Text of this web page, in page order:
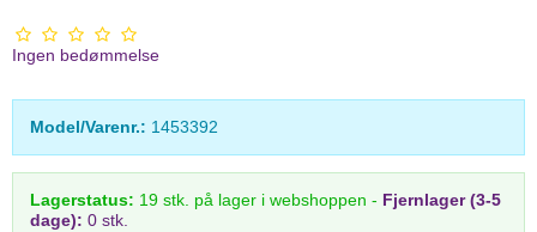
Ingen bedømmelse
Model/Varenr.: 1453392
Lagerstatus: 19 stk. på lager i webshoppen - Fjernlager (3-5
dage): 0 stk.